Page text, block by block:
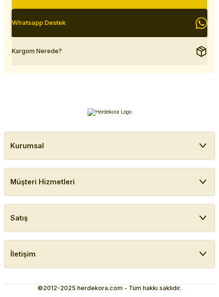
Whatsapp Destek
Kargom Nerede?
Kurumsal
Müşteri Hizmetleri
Satış
İletişim
©2012-2025 herdekora.com - Tüm hakkı saklıdır.